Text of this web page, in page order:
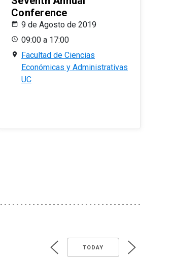
Conference
9 de Agosto de 2019
09:00 a 17:00
Facultad de Ciencias
Económicas y Administrativas
UC
TODAY